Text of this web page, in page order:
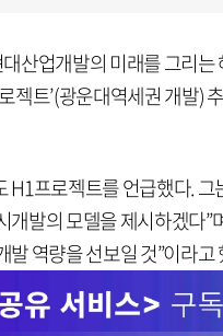
산업개발의 미래를 그리는
젝트’(광운대역세권 개발)
프로젝트를 언급했다. 그
발의 모델을 제시하겠다”
역량을 선보일 것”이라고